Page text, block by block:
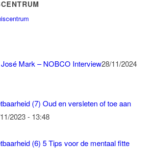
Mark – NOBCO Interview28/11/2024
(7) Oud en versleten of toe aan
2023 - 13:48
(6) 5 Tips voor de mentaal fitte